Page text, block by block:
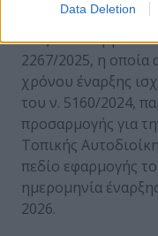
Data Deletion
κυβερνοασφάλεια
Στις 2 Οκτωβρίου
2267/2025, η
χρόνου έναρξης
του ν. 5160/2024,
προσαρμογής για
Τοπικής
πεδίο εφαρμογής
ημερομηνία
2026.